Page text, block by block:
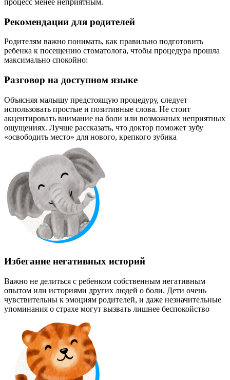
Рекомендации для родителей
Родителям важно понимать, как правильно подготовить
ребенка к посещению стоматолога, чтобы процедура прошла
максимально спокойно:
Разговор на доступном языке
Объясняя малышу предстоящую процедуру, следует
использовать простые и позитивные слова. Не стоит
акцентировать внимание на боли или возможных неприятных
ощущениях. Лучше рассказать, что доктор поможет зубу
«освободить место» для нового, крепкого зубика
Избегание негативных историй
Важно не делиться с ребенком собственным негативным
опытом или историями других людей о боли. Дети очень
чувствительны к эмоциям родителей, и даже незначительные
упоминания о страхе могут вызвать лишнее беспокойство